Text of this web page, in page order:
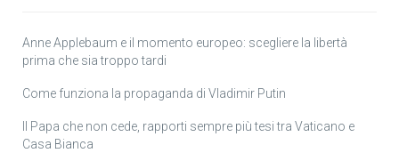
Anne Applebaum e il momento europeo: scegliere la libertà
prima che sia troppo tardi
Come funziona la propaganda di Vladimir Putin
Il Papa che non cede, rapporti sempre più tesi tra Vaticano e
Casa Bianca